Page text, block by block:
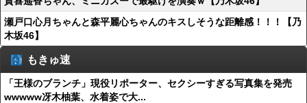
瀬戸口心月ちゃんと森平麗心ちゃんのキスしそうな距離感！！！【乃
木坂46】
もきゅ速
「王様のブランチ」現役リポーター、セクシーすぎる写真集を発売
wwwww冴木柚葉、水着姿で大...